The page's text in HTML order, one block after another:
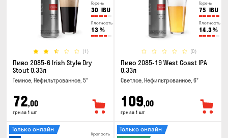
Горечь
30 IBU
Плотность
13 %
(1)
Пиво 2085-6 Irish Style Dry
Stout 0.33л
Темное, Нефильтрованное, 5°
72,00
грн за 1 шт
Горечь
75 IBU
Плотность
14.3%
(0)
Пиво 2085-19 West Coast IPA
0.33л
Светлое, Нефильтрованное, 6°
109,00
грн за 1 шт
Крепость
Только онлайн
Только онлайн